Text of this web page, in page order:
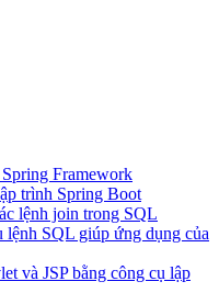
Framework
trình Spring Boot
lệnh join trong SQL
lệnh SQL giúp ứng dụng của
và JSP bằng công cụ lập